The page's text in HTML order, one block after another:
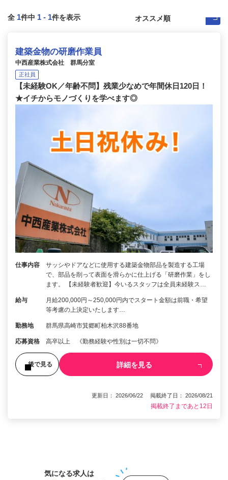
全 1件中 1 - 1件を表示
建築金物の研磨作業員
中西産業株式会社 群馬分室
正社員
【未経験OK／年齢不問】残業少なめで年間休日120日！
★イチからモノづくりを学べます◎
仕事内容
サッシやドアなどに使用する建築金物部品を製造する工場
で、部品を削って表面を滑らかに仕上げる「研磨作業」をし
ます。 【未経験者歓迎】今いるスタッフは全員未経験ス…
給与
月給200,000円～250,000円内でスタート金額は前職・希望
等考慮の上決定いたします…
勤務地 群馬県高崎市箕郷町柏木沢88番地
応募資格 高卒以上 《勤務経験や性別は一切不問》
後で見る 詳細を見る
更新日： 2026/06/22 掲載終了日： 2026/08/21
掲載終了まであと12日
気になる求人は